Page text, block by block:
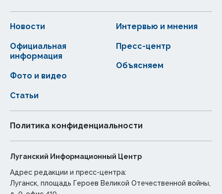
Новости
Статьи
Официальная
информация
Интервью и мнения
Фото и видео
Пресс-центр
Объясняем
Политика конфиденциальности
Луганский Информационный Центр
Адрес редакции и пресс-центра:
Луганск, площадь Героев Великой Отечественной войны,